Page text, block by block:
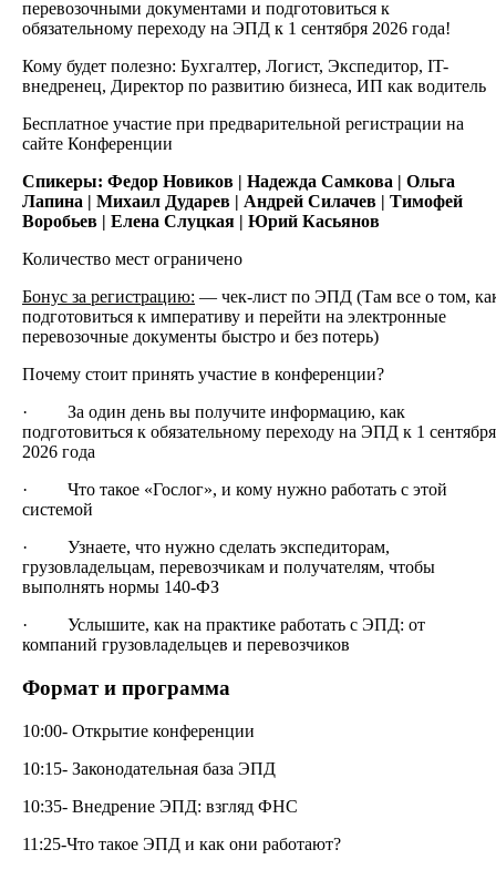
перевозочными документами и подготовиться к
обязательному переходу на ЭПД к 1 сентября 2026 года!
Кому будет полезно: Бухгалтер, Логист, Экспедитор, IT-
внедренец, Директор по развитию бизнеса, ИП как водитель
Бесплатное участие при предварительной регистрации на
сайте Конференции
Спикеры: Федор Новиков | Надежда Самкова | Ольга
Лапина | Михаил Дударев | Андрей Силачев | Тимофей
Воробьев | Елена Слуцкая | Юрий Касьянов
Количество мест ограничено
Бонус за регистрацию: — чек-лист по ЭПД (Там все о том,
подготовиться к императиву и перейти на электронные
перевозочные документы быстро и без потерь)
Почему стоит принять участие в конференции?
· За один день вы получите информацию, как
подготовиться к обязательному переходу на ЭПД к 1 сентября
2026 года
· Что такое «Гослог», и кому нужно работать с этой
системой
· Узнаете, что нужно сделать экспедиторам,
грузовладельцам, перевозчикам и получателям, чтобы
выполнять нормы 140-ФЗ
· Услышите, как на практике работать с ЭПД: от
компаний грузовладельцев и перевозчиков
Формат и программа
10:00- Открытие конференции
10:15- Законодательная база ЭПД
10:35- Внедрение ЭПД: взгляд ФНС
11:25-Что такое ЭПД и как они работают?